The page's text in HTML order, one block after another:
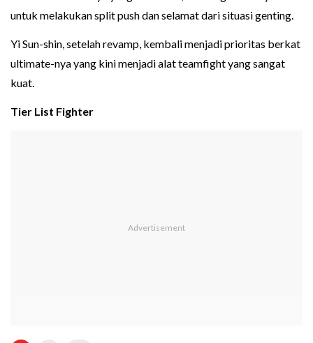
untuk melakukan split push dan selamat dari situasi genting.
Yi Sun-shin, setelah revamp, kembali menjadi prioritas berkat
ultimate-nya yang kini menjadi alat teamfight yang sangat
kuat.
Tier List Fighter